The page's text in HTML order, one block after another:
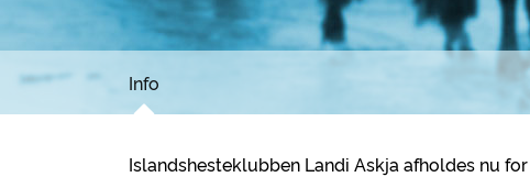
Info
Islandshesteklubben Landi Askja afholdes nu